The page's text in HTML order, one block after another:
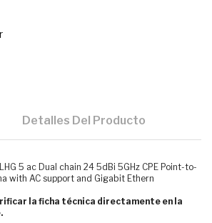
Detalles Del Producto
5 ac Dual chain 24 5dBi 5GHz CPE Point-to-
with AC support and Gigabit Ethern
la ficha técnica directamente en la